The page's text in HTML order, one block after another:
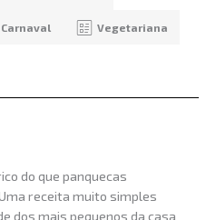
Carnaval Vegetariana
do que panquecas
receita muito simples
dos mais pequenos da casa